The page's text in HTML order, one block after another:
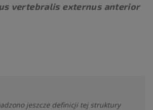
vertebralis externus anterior
jeszcze definicji tej struktury